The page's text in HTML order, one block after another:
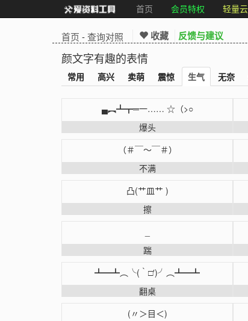
首页 会员特权 轻量
首页 -查询对照 收藏 反馈与建议
颜文字有趣的表情
常用 高兴 卖萌 震惊 生气 无奈
▄︻┻┳═一…… ☆（>○
爆头
（＃￣～￣＃）
不满
凸(艹皿艹 )
擦
踹
┻━┻︵╰(‵□′)╯︵┻━┻
翻桌
(〃＞目＜)